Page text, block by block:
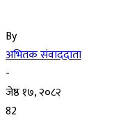
By
अभितक संवाददाता
-
जेष्ठ १७, २०८२
82